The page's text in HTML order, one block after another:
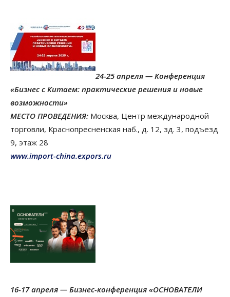
24-25 апреля — Конференция
«Бизнес с Китаем: практические решения и новые
возможности»
МЕСТО ПРОВЕДЕНИЯ: Москва, Центр международной
торговли, Краснопресненская наб., д. 12, зд. 3, подъезд
9, этаж 28
www.import-china.expors.ru
16-17 апреля — Бизнес-конференция «ОСНОВАТЕЛИ